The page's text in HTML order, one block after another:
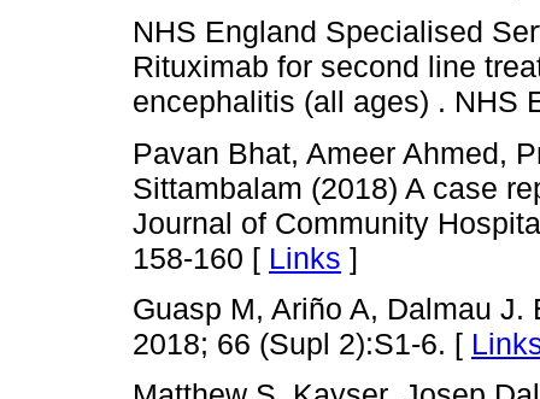
NHS England Specialised
Rituximab for second line
encephalitis (all ages) . NHS
Pavan Bhat, Ameer Ahmed,
Sittambalam (2018) A case
Journal of Community
158-160 [ Links ]
Guasp M, Ariño A, Dalmau
2018; 66 (Supl 2):S1-6. [